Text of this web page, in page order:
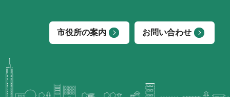
市役所の案内 お問い合わせ